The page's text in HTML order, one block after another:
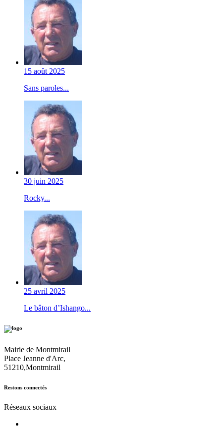
15 août 2025
Sans paroles...
30 juin 2025
Rocky...
25 avril 2025
Le bâton d’Ishango...
Mairie de Montmirail
Place Jeanne d'Arc,
51210,Montmirail
Restons connectés
Réseaux sociaux